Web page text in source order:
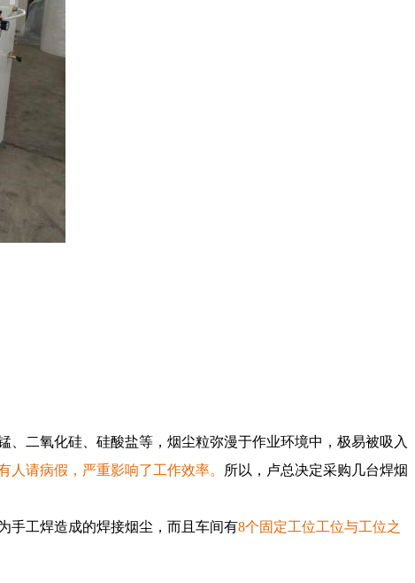
、二氧化硅、硅酸盐等，烟尘粒弥漫于作业环境中，极易被吸入
人请病假，严重影响了工作效率。 所以，卢总决定采购几台焊烟
工焊造成的焊接烟尘，而且车间有8个固定工位工位与工位之